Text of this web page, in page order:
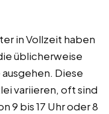
in Vollzeit haben
üblicherweise
Diese
variieren, oft sind
9 bis 17 Uhr oder 8